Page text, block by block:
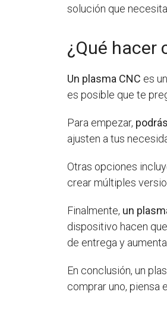
solución que
¿Qué hacer
Un plasma CNC es
es posible que te
Para empezar,
ajusten a tus
Otras opciones
crear múltiples
Finalmente, un
dispositivo hacen
de entrega y
En conclusión, un
comprar uno, piensa